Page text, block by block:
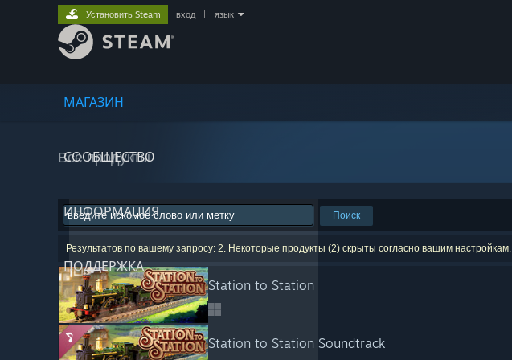
МАГАЗИН
СООБЩЕСТВО
ИНФОРМАЦИЯ
ПОДДЕРЖКА
Установить Steam вход язык
Все продукты
Поиск
Результатов по вашему запросу: 2. Некоторые продукты (2) скрыты согласно вашим настройкам.
Station to Station
Station to Station Soundtrack